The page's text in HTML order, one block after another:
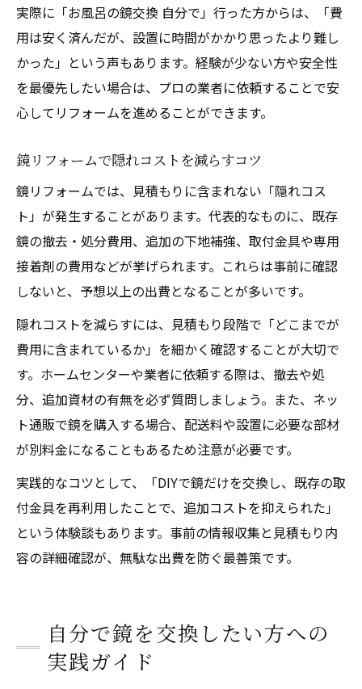
実際に「お風呂の鏡交換 自分で」行った方からは、「費
用は安く済んだが、設置に時間がかかり思ったより難し
かった」という声もあります。経験が少ない方や安全性
を最優先したい場合は、プロの業者に依頼することで安
心してリフォームを進めることができます。
鏡リフォームで隠れコストを減らすコツ
鏡リフォームでは、見積もりに含まれない「隠れコス
ト」が発生することがあります。代表的なものに、既存
鏡の撤去・処分費用、追加の下地補強、取付金具や専用
接着剤の費用などが挙げられます。これらは事前に確認
しないと、予想以上の出費となることが多いです。
隠れコストを減らすには、見積もり段階で「どこまでが
費用に含まれているか」を細かく確認することが大切で
す。ホームセンターや業者に依頼する際は、撤去や処
分、追加資材の有無を必ず質問しましょう。また、ネッ
ト通販で鏡を購入する場合、配送料や設置に必要な部材
が別料金になることもあるため注意が必要です。
実践的なコツとして、「DIYで鏡だけを交換し、既存の取
付金具を再利用したことで、追加コストを抑えられた」
という体験談もあります。事前の情報収集と見積もり内
容の詳細確認が、無駄な出費を防ぐ最善策です。
自分で鏡を交換したい方への
実践ガイド